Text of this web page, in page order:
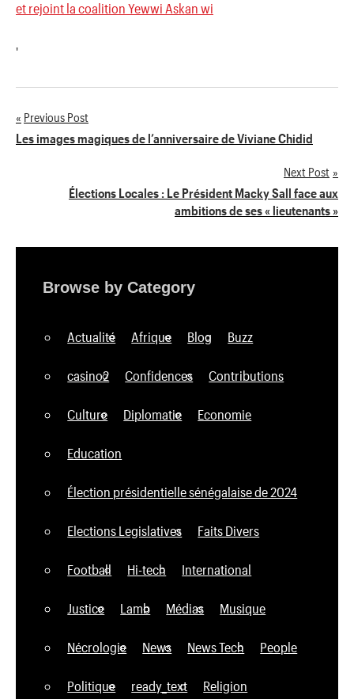
et rejoint la coalition Yewwi Askan wi
'
Navigation
l’article
Previous Post
Les images magiques de l’anniversaire de Viviane Chidid
Next Post
Élections Locales : Le Président Macky Sall face aux
ambitions de ses « lieutenants »
Browse by Category
Actualité Afrique Blog Buzz
casino2 Confidences Contributions
Culture Diplomatie Economie
Education
Élection présidentielle sénégalaise de 2024
Elections Legislatives Faits Divers
Football Hi-tech International
Justice Lamb Médias Musique
Nécrologie News News Tech People
Politique ready_text Religion